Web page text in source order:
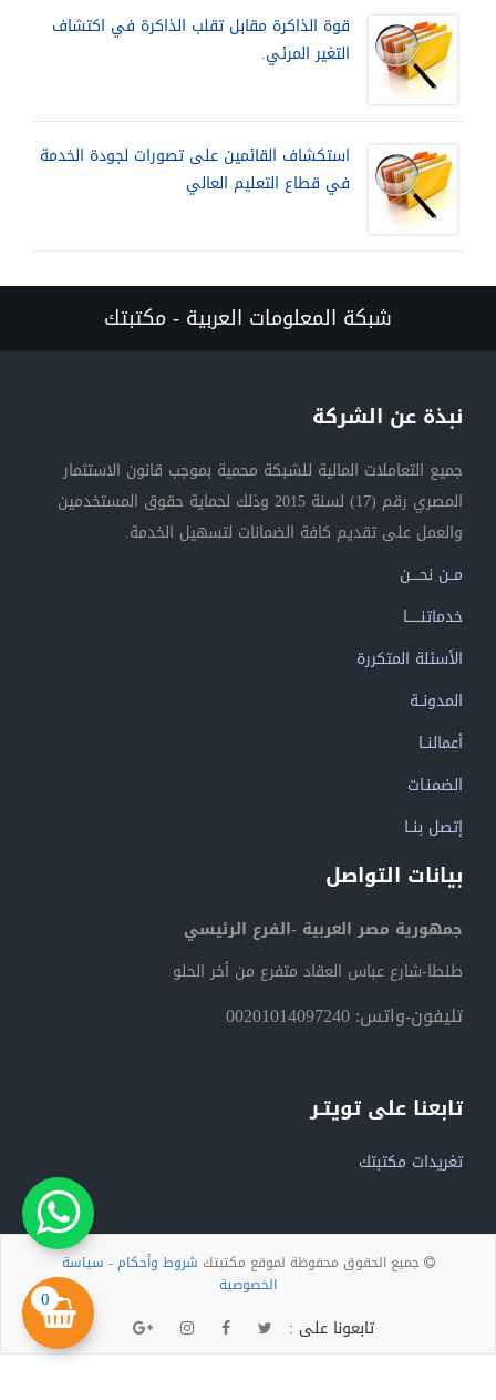
قوة الذاكرة مقابل تقلب الذاكرة في اكتشاف
التغير المرئي.
استكشاف القائمين على تصورات لجودة الخدمة
في قطاع التعليم العالي
0
شبكة المعلومات العربية - مكتبتك
نبذة عن الشركة
جميع التعاملات المالية للشبكة محمية بموجب قانون الاستثمار
المصري رقم (17) لسنة 2015 وذلك لحماية حقوق المستخدمين
والعمل على تقديم كافة الضمانات لتسهيل الخدمة.
مــن نحــــن
خدماتنــــــا
الأسئلة المتكررة
المدونــة
أعمالنــا
الضمنـات
إتصل بنــا
بيانات التواصل
جمهورية مصر العربية -الفرع الرئيسي
طنطا-شارع عباس العقاد متفرع من أخر الحلو
تليفون-واتس: 00201014097240
تابعنا على تويتـر
تغريدات مكتبتك
جميع الحقوق محفوظة لموقع مكتبتك شروط وأحكام- سياسة
الخصوصية
تابعونا على :